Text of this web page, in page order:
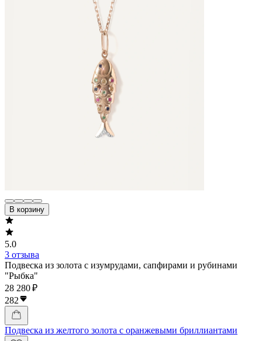
В корзину
5.0
3 отзыва
Подвеска из золота с изумрудами, сапфирами и рубинами
"Рыбка"
28 280 ₽
282
Подвеска из желтого золота с оранжевыми бриллиантами